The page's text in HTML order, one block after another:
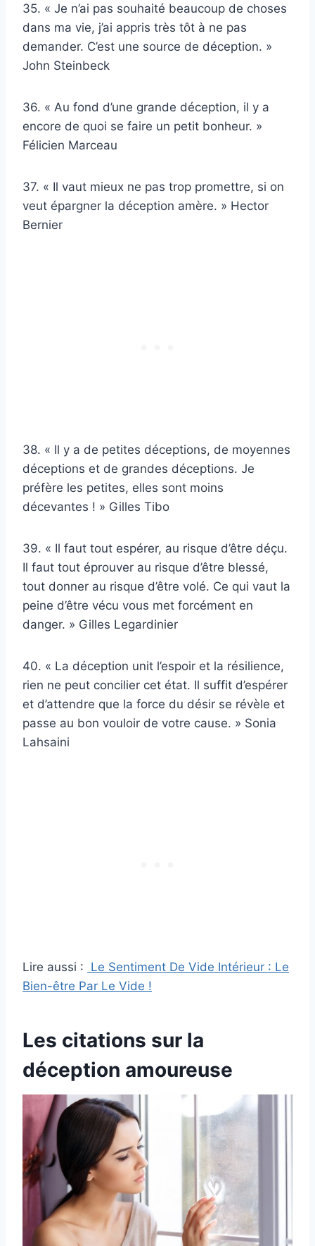
35. « Je n’ai pas souhaité beaucoup de choses
dans ma vie, j’ai appris très tôt à ne pas
demander. C’est une source de déception. »
John Steinbeck
36. « Au fond d’une grande déception, il y a
encore de quoi se faire un petit bonheur. »
Félicien Marceau
37. « Il vaut mieux ne pas trop promettre, si on
veut épargner la déception amère. » Hector
Bernier
38. « Il y a de petites déceptions, de moyennes
déceptions et de grandes déceptions. Je
préfère les petites, elles sont moins
décevantes ! » Gilles Tibo
39. « Il faut tout espérer, au risque d’être déçu.
Il faut tout éprouver au risque d’être blessé,
tout donner au risque d’être volé. Ce qui vaut la
peine d’être vécu vous met forcément en
danger. » Gilles Legardinier
40. « La déception unit l’espoir et la résilience,
rien ne peut concilier cet état. Il suffit d’espérer
et d’attendre que la force du désir se révèle et
passe au bon vouloir de votre cause. » Sonia
Lahsaini
Lire aussi : Le Sentiment De Vide Intérieur : Le
Bien-être Par Le Vide !
Les citations sur la
déception amoureuse